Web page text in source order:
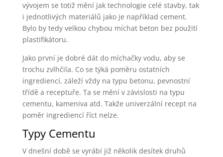
vývojem se totiž mění jak technologie celé stavby, tak
i jednotlivých materiálů jako je například cement.
Bylo by tedy velkou chybou míchat beton bez použití
plastifikátoru.
Jako první je dobré dát do míchačky vodu, aby se
trochu zvlhčila. Co se týká poměru ostatních
ingrediencí, záleží vždy na typu betonu, pevnostní
třídě a receptuře. Ta se mění v závislosti na typu
cementu, kameniva atd. Takže univerzální recept na
poměr ingrediencí říct nelze.
Typy Cementu
V dnešní době se vyrábí již několik desítek druhů